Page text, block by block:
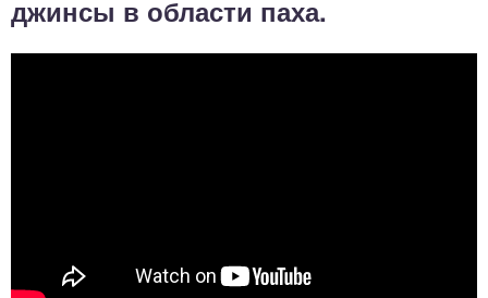
джинсы в области паха.